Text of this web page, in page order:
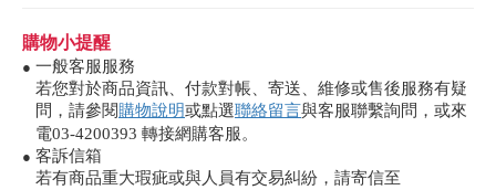
購物小提醒
● 一般客服服務
若您對於商品資訊、付款對帳、寄送、維修或售後服務有疑
問，請參閱購物說明或點選聯絡留言與客服聯繫詢問，或來
電03-4200393 轉接網購客服。
● 客訴信箱
若有商品重大瑕疵或與人員有交易糾紛，請寄信至